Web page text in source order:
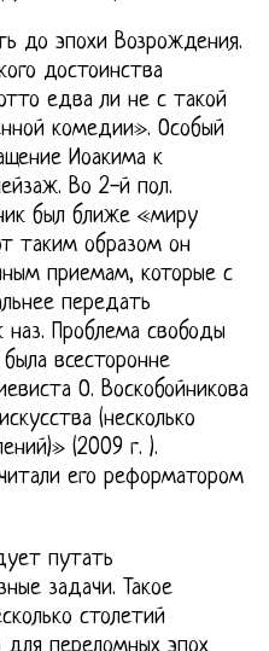
до эпохи Возрождения.
достоинства
едва ли не с такой
комедии». Особый
Иоакима к
Во 2-й пол.
был ближе «миру
таким образом он
приемам, которые с
передать
Проблема свободы
всесторонне
О. Воскобойникова
(несколько
(2009 г. ).
его реформатором
путать
задачи. Такое
столетий